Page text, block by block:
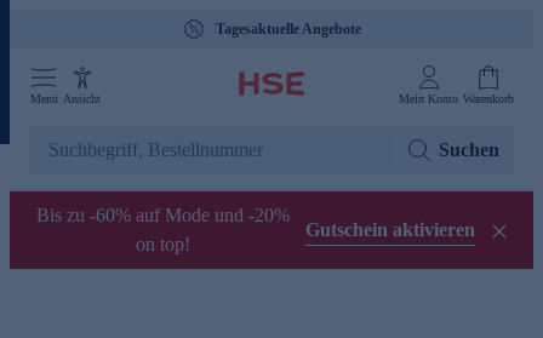
Tagesaktuelle Angebote
Menü Ansicht Mein Konto Warenkorb
Suchen
Bis zu -60% auf Mode und -20%
on top!
Gutschein aktivieren